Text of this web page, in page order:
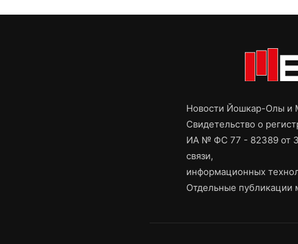
Новости Йошкар-Олы и
Свидетельство о
ИА № ФС 77 - 82389 от
связи,
информационных
Отдельные публикации